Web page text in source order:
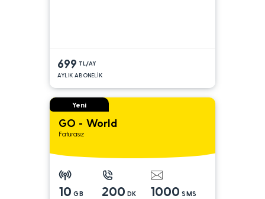
699 TL/AY
AYLIK ABONELİK
Yeni
GO - World
Faturasız
10 GB 200 DK 1000 SMS